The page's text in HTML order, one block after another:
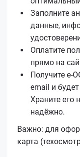
Заполните
данные,
Оплатите
прямо на
Получите
email и
Храните его
надёжно.
Важно: для
карта